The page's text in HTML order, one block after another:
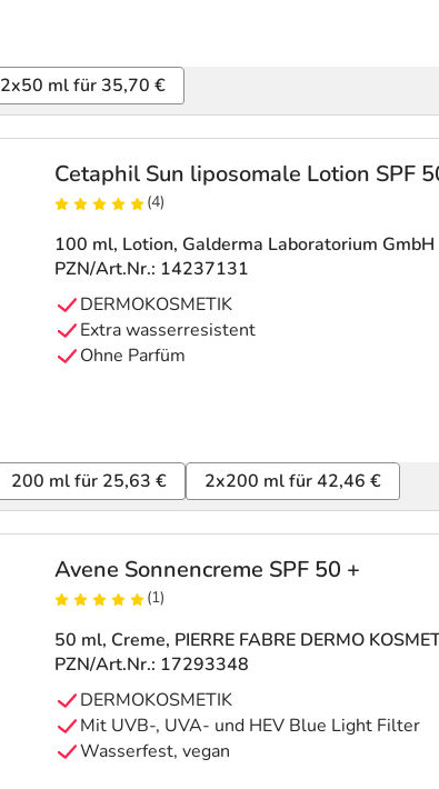
2x50 ml für 35,70 €
Cetaphil Sun liposomale Lotion SPF
(4)
100 ml, Lotion, Galderma Laboratorium GmbH
PZN/Art.Nr.: 14237131
DERMOKOSMETIK
Extra wasserresistent
Ohne Parfüm
200 ml für 25,63 € 2x200 ml für 42,46 €
Avene Sonnencreme SPF 50 +
(1)
50 ml, Creme, PIERRE FABRE DERMO
PZN/Art.Nr.: 17293348
DERMOKOSMETIK
Mit UVB-, UVA- und HEV Blue Light Filter
Wasserfest, vegan